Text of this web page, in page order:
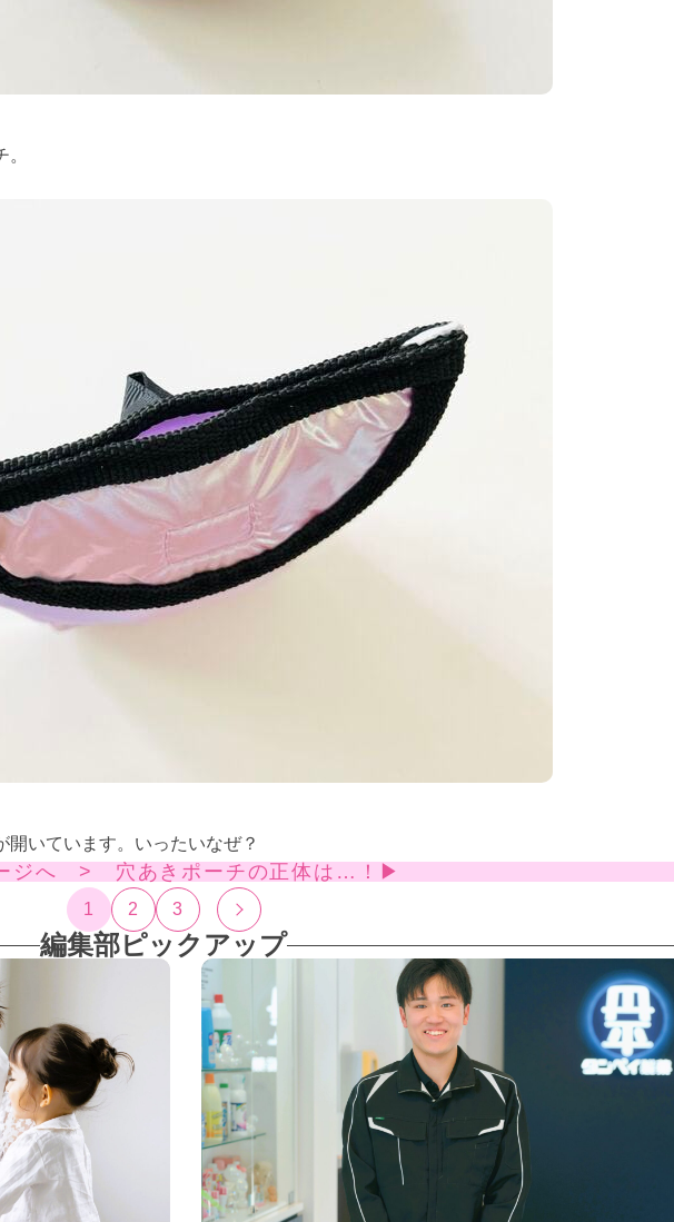
いています。いったいなぜ？
ジへ > 穴あきポーチの正体は…！▶
1 2 3
編集部ピックアップ